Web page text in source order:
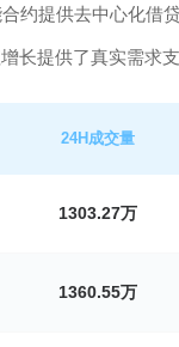
约提供去中心化借
长提供了真实需求支
24H成交量
1303.27万
1360.55万